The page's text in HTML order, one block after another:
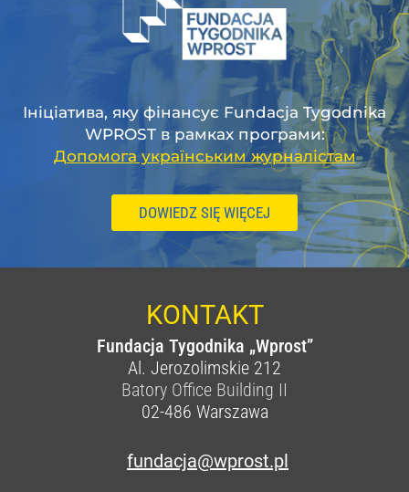
Ініціатива, яку фінансує Fundacja Tygodnika
WPROST в рамках програми:
Допомога українським журналістам
DOWIEDZ SIĘ WIĘCEJ
KONTAKT
Fundacja Tygodnika „Wprost”
Al. Jerozolimskie 212
Batory Office Building II
02-486 Warszawa
fundacja@wprost.pl